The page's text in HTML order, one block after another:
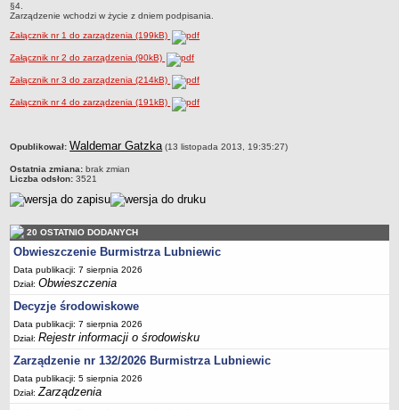
Wodociągi - ocena jakości wody
KONKURSY
Ogłoszenia o konkursach
URZĄD MIEJSKI
Dane adresowe
Zastępca Burmistrza Lubniewic
Sekretarz Gminy
Skarbnik Gminy
Regulamin i schemat organizacyjny
Przewodnik po urzędzie
Kodeks etyczny
Oświadczenia majątkowe
Raporty
RADA MIEJSKA
Dyżury Przewodniczącego Rady Miejskiej
Transmisja z obrad sesji
§4.
Zarządzenie wchodzi w życie z dniem podpisania.
Załącznik nr 1 do zarządzenia (199kB)
Załącznik nr 2 do zarządzenia (90kB)
Załącznik nr 3 do zarządzenia (214kB)
Załącznik nr 4 do zarządzenia (191kB)
Opublikował: Waldemar Gatzka (13 listopada 2013, 19:35:27)
Ostatnia zmiana: brak zmian
Liczba odsłon: 3521
20 OSTATNIO DODANYCH
Obwieszczenie Burmistrza Lubniewic
Data publikacji: 7 sierpnia 2026
Dział:Obwieszczenia
Decyzje środowiskowe
Data publikacji: 7 sierpnia 2026
Dział:Rejestr informacji o środowisku
Zarządzenie nr 132/2026 Burmistrza Lubniewic
Data publikacji: 5 sierpnia 2026
Dział:Zarządzenia